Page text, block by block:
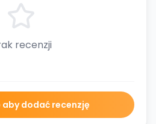
recenzji
aby dodać recenzję